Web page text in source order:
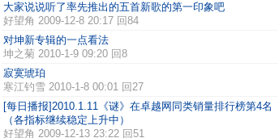
大家说说听了率先推出的五首新歌的第一印象吧
好望角 2009-12-8 20:17 回84
对坤新专辑的一点看法
坤之菊 2010-1-9 09:20 回8
寂寞琥珀
寒江钓雪 2010-1-8 00:01 回27
[每日播报]2010.1.11《谜》在卓越网同类销量排行榜第4名
（各指标继续稳定上升中）
好望角 2009-12-13 23:22 回51